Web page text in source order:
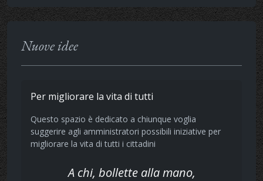
Nuove idee
Per migliorare la vita di tutti
Questo spazio è dedicato a chiunque voglia
suggerire agli amministratori possibili iniziative per
migliorare la vita di tutti i cittadini
A chi, bollette alla mano,